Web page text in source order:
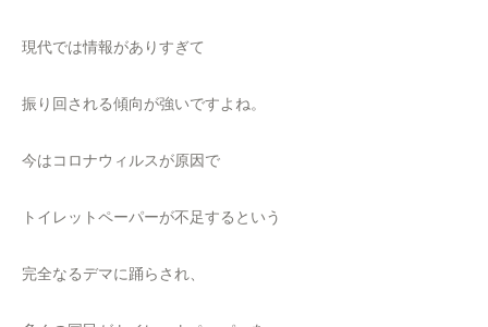
現代では情報がありすぎて
振り回される傾向が強いですよね。
今はコロナウィルスが原因で
トイレットペーパーが不足するという
完全なるデマに踊らされ、